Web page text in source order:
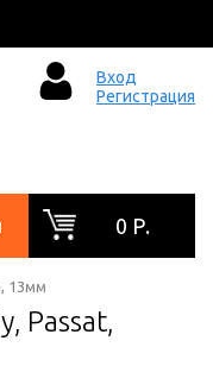
Вход
Регистрация
0 Р.
13мм
Passat,